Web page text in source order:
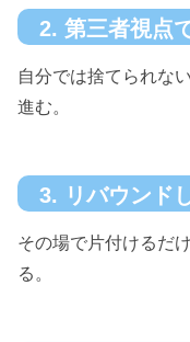
2. 第三者視点
自分では捨てられな
進む。
3. リバウンド
その場で片付けるだ
る。